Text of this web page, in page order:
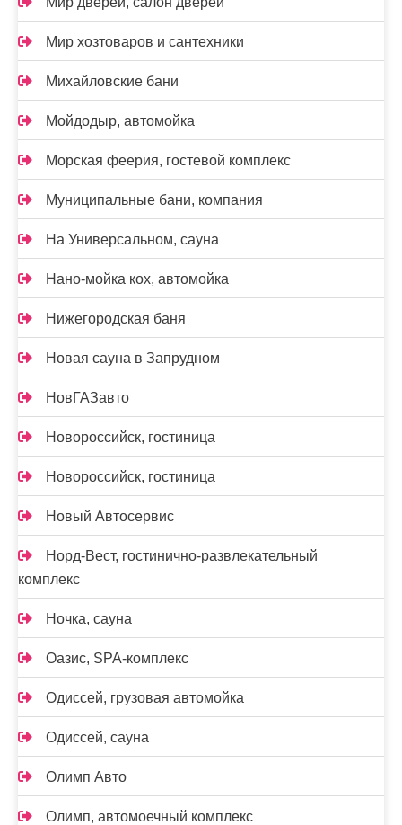
Мир хозтоваров и сантехники
Михайловские бани
Мойдодыр, автомойка
Морская феерия, гостевой комплекс
Муниципальные бани, компания
На Универсальном, сауна
Нано-мойка кох, автомойка
Нижегородская баня
Новая сауна в Запрудном
НовГАЗавто
Новороссийск, гостиница
Новороссийск, гостиница
Новый Автосервис
Норд-Вест, гостинично-развлекательный
комплекс
Ночка, сауна
Оазис, SPA-комплекс
Одиссей, грузовая автомойка
Одиссей, сауна
Олимп Авто
Олимп, автомоечный комплекс